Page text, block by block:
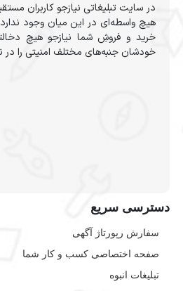
در سایت تبلیغاتی نیازجو کاربران
هیچ واسطه‌ای در این میان وجود
خرید و فروشِ شما نیازجو هیچ
خودشان جنبه‌های مختلف امنیتی را در
دسترسی سریع
سفارش رپورتاژ آگهی
صفحه اختصاصی کسب و کار شما
تبلیغات انبوه